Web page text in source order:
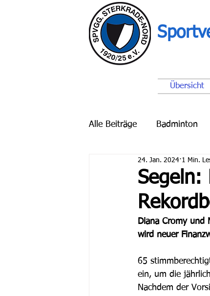
Übersicht
Alle Beiträge Badminton
Breitensport Schach
Segeln:
24. Jan. 2024 1 Min.
Diana Cromy und
wird neuer
65
ein, um die
Nachdem der